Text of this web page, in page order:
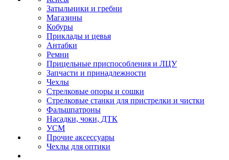
Затыльники и гребни
Магазины
Кобуры
Приклады и цевья
Антабки
Ремни
Прицельные приспособления и ЛЦУ
Запчасти и принадлежности
Чехлы
Стрелковые опоры и сошки
Стрелковые станки для пристрелки и чистки
Фальшпатроны
Насадки, чоки, ДТК
УСМ
Прочие аксессуары
Чехлы для оптики